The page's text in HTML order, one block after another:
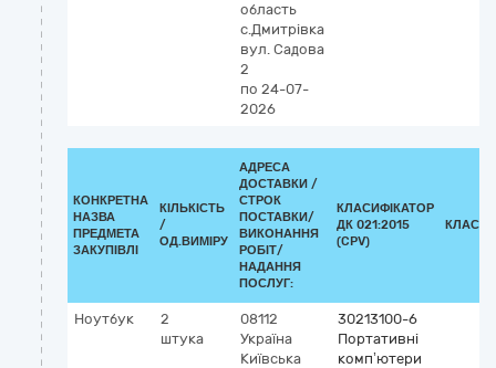
область
с.Дмитрівка
вул. Садова
2
по 24-07-
2026
КОНКРЕТНА
НАЗВА
ПРЕДМЕТА
ЗАКУПІВЛІ
КІЛЬКІСТЬ
/
ОД.ВИМІРУ
АДРЕСА
ДОСТАВКИ /
СТРОК
ПОСТАВКИ/
ВИКОНАННЯ
РОБІТ/
НАДАННЯ
ПОСЛУГ:
КЛАСИФІКАТОР
ДК 021:2015
(CPV)
Ноутбук
2
штука
08112
Україна
Київська
30213100-6
Портативні
комп’ютери